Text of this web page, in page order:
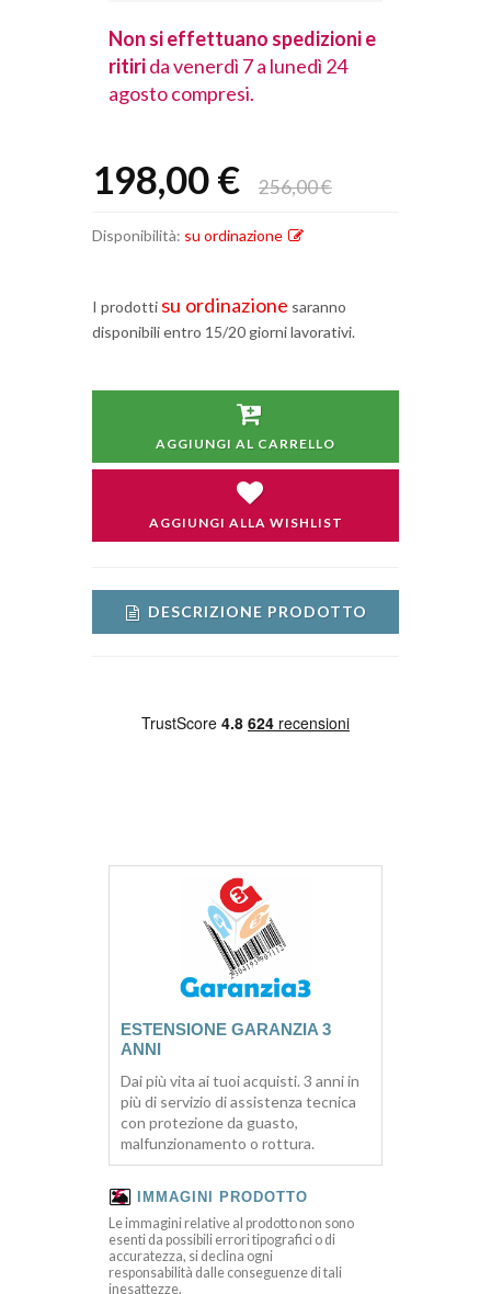
Non si effettuano spedizioni e
ritirida venerdì 7 a lunedì 24
agosto compresi.
198,00 € 256,00 €
Disponibilità: su ordinazione
I prodotti su ordinazione saranno
disponibili entro 15/20 giorni lavorativi.
AGGIUNGI AL CARRELLO
AGGIUNGI ALLA WISHLIST
DESCRIZIONE PRODOTTO
ESTENSIONE GARANZIA 3
ANNI
Dai più vita ai tuoi acquisti. 3 anni in
più di servizio di assistenza tecnica
con protezione da guasto,
malfunzionamento o rottura.
IMMAGINI PRODOTTO
Le immagini relative al prodotto non sono
esenti da possibili errori tipografici o di
accuratezza, si declina ogni
responsabilità dalle conseguenze di tali
inesattezze.